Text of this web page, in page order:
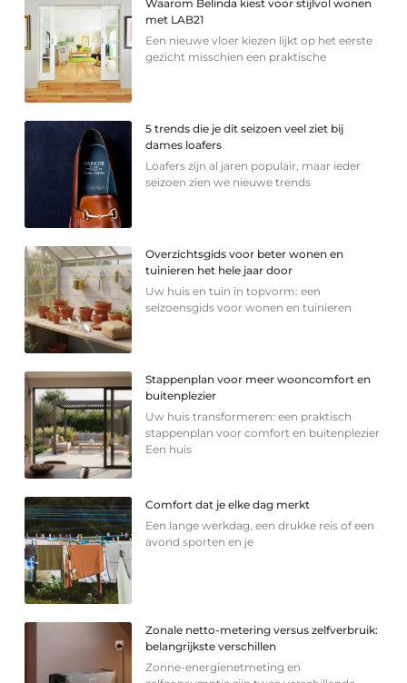
Waarom Belinda kiest voor stijlvol wonen
met LAB21
Een nieuwe vloer kiezen lijkt op het eerste
gezicht misschien een praktische
5 trends die je dit seizoen veel ziet bij
dames loafers
Loafers zijn al jaren populair, maar ieder
seizoen zien we nieuwe trends
Overzichtsgids voor beter wonen en
tuinieren het hele jaar door
Uw huis en tuin in topvorm: een
seizoensgids voor wonen en tuinieren
Stappenplan voor meer wooncomfort en
buitenplezier
Uw huis transformeren: een praktisch
stappenplan voor comfort en buitenplezier
Een huis
Comfort dat je elke dag merkt
Een lange werkdag, een drukke reis of een
avond sporten en je
Zonale netto-metering versus zelfverbruik:
belangrijkste verschillen
Zonne-energienetmeting en